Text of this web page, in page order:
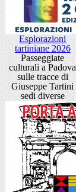
Esplorazioni
tartiniane 2026
Passeggiate
culturali a Padova
sulle tracce di
Giuseppe Tartini
sedi diverse